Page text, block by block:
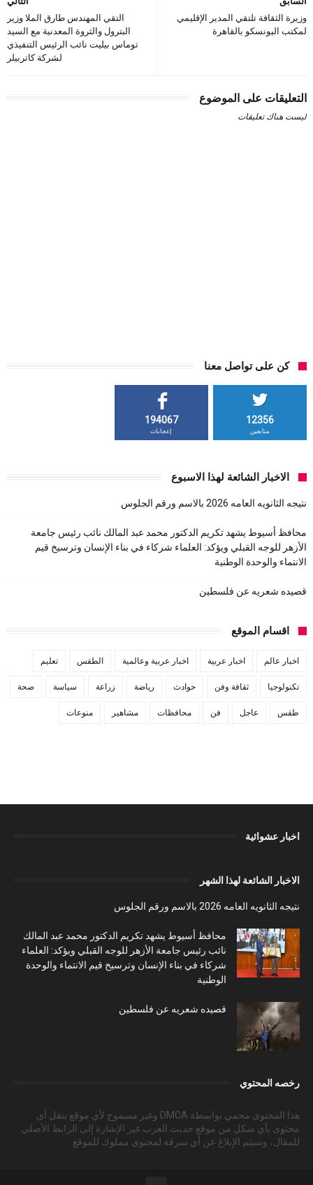
التقي المهندس طارق الملا وزير
البترول والثروة المعدنية مع السيد
توماس بيليت نائب الرئيس التنفيذي
لشركة كاتربيلر
وزيرة الثقافة تلتقي المدير الإقليمي
لمكتب اليونسكو بالقاهرة
التعليقات على الموضوع
ليست هناك تعليقات
كن على تواصل معنا
12356
متابعين
194067
إعجابات
الاخبار الشائعة لهذا الاسبوع
نتيجه الثانويه العامه 2026 بالاسم ورقم الجلوس
محافظ أسيوط يشهد تكريم الدكتور محمد عبد المالك نائب رئيس جامعة
الأزهر للوجه القبلي ويؤكد: العلماء شركاء في بناء الإنسان وترسيخ قيم
الانتماء والوحدة الوطنية
قصيده شعريه عن فلسطين
اقسام الموقع
اخبار عالم اخبار عربية اخبار عربية وعالمية الطقس تعليم
تكنولوجيا ثقافة وفن حوادث رياضة زراعة سياسة صحة
طقس عاجل فن محافظات مشاهير منوعات
اخبار عشوائية
الاخبار الشائعة لهذا الشهر
نتيجه الثانويه العامه 2026 بالاسم ورقم الجلوس
محافظ أسيوط يشهد تكريم الدكتور محمد عبد المالك
نائب رئيس جامعة الأزهر للوجه القبلي ويؤكد: العلماء
شركاء في بناء الإنسان وترسيخ قيم الانتماء والوحدة
الوطنية
قصيده شعريه عن فلسطين
رخصه المحتوي
هذا المحتوى محمي بواسطة DMCA وغير مسموح لأي موقع بنقل أي
محتوى بأي شكل من موقع حديث العرب غير الإشارة إلى الرابط الأصلي
للمقال، وسيتم الإبلاغ عن أي سرقة لمحتوى مملوك للموقع.